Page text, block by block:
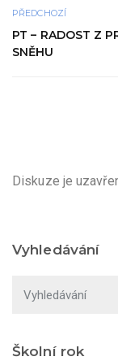
PŘEDCHOZÍ
PT – RADOST Z
SNĚHU
Diskuze je
Vyhledávání
Školní rok